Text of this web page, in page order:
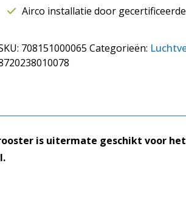
mm Airco installatie door
708151000065 Categorieën:
is uitermate geschikt voor